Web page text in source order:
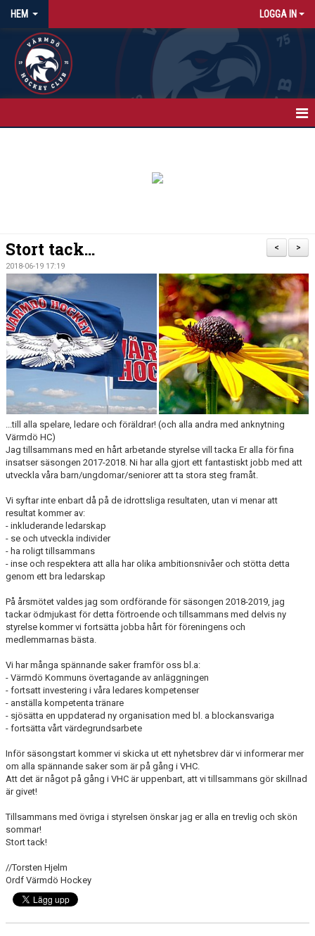
HEM LOGGA IN
ISTIDER
OM KLUBBEN
HISTORIA
DOKUMENT
MEDLEMSINFO
KONTAKT
>
<
Stort tack...
2018-06-19 17:19
...till alla spelare, ledare och föräldrar! (och alla andra med anknytning
Värmdö HC)
Jag tillsammans med en hårt arbetande styrelse vill tacka Er alla för fina
insatser säsongen 2017-2018. Ni har alla gjort ett fantastiskt jobb med att
utveckla våra barn/ungdomar/seniorer att ta stora steg framåt.
Vi syftar inte enbart då på de idrottsliga resultaten, utan vi menar att
resultat kommer av:
- inkluderande ledarskap
- se och utveckla individer
- ha roligt tillsammans
- inse och respektera att alla har olika ambitionsnivåer och stötta detta
genom ett bra ledarskap
På årsmötet valdes jag som ordförande för säsongen 2018-2019, jag
tackar ödmjukast för detta förtroende och tillsammans med delvis ny
styrelse kommer vi fortsätta jobba hårt för föreningens och
medlemmarnas bästa.
Vi har många spännande saker framför oss bl.a:
- Värmdö Kommuns övertagande av anläggningen
- fortsatt investering i våra ledares kompetenser
- anställa kompetenta tränare
- sjösätta en uppdaterad ny organisation med bl. a blockansvariga
- fortsätta vårt värdegrundsarbete
Inför säsongstart kommer vi skicka ut ett nyhetsbrev där vi informerar mer
om alla spännande saker som är på gång i VHC.
Att det är något på gång i VHC är uppenbart, att vi tillsammans gör skillnad
är givet!
Tillsammans med övriga i styrelsen önskar jag er alla en trevlig och skön
sommar!
Stort tack!
//Torsten Hjelm
Ordf Värmdö Hockey